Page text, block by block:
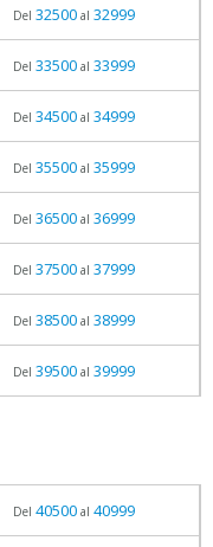
Del 32500al 32999
Del 33500al 33999
Del 34500al 34999
Del 35500al 35999
Del 36500al 36999
Del 37500al 37999
Del 38500al 38999
Del 39500al 39999
Del 40500al 40999